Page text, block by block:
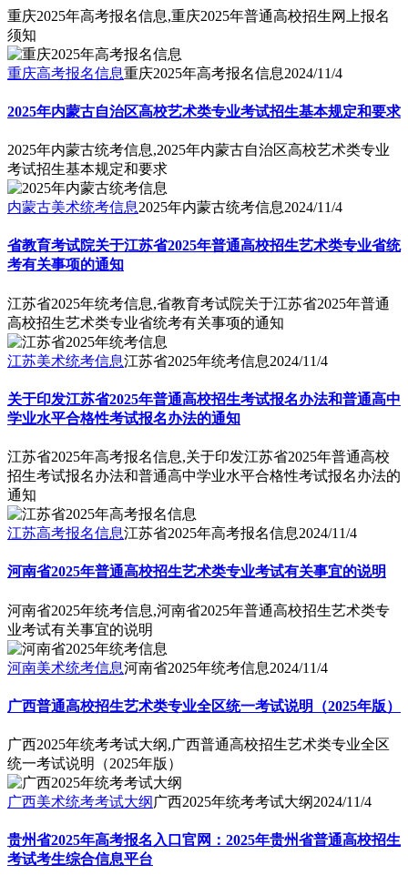
重庆2025年高考报名信息,重庆2025年普通高校招生网上报名
须知
重庆高考报名信息重庆2025年高考报名信息2024/11/4
2025年内蒙古自治区高校艺术类专业考试招生基本规定和要求
2025年内蒙古统考信息,2025年内蒙古自治区高校艺术类专业
考试招生基本规定和要求
内蒙古美术统考信息2025年内蒙古统考信息2024/11/4
省教育考试院关于江苏省2025年普通高校招生艺术类专业省统
考有关事项的通知
江苏省2025年统考信息,省教育考试院关于江苏省2025年普通
高校招生艺术类专业省统考有关事项的通知
江苏美术统考信息江苏省2025年统考信息2024/11/4
关于印发江苏省2025年普通高校招生考试报名办法和普通高中
学业水平合格性考试报名办法的通知
江苏省2025年高考报名信息,关于印发江苏省2025年普通高校
招生考试报名办法和普通高中学业水平合格性考试报名办法的
通知
江苏高考报名信息江苏省2025年高考报名信息2024/11/4
河南省2025年普通高校招生艺术类专业考试有关事宜的说明
河南省2025年统考信息,河南省2025年普通高校招生艺术类专
业考试有关事宜的说明
河南美术统考信息河南省2025年统考信息2024/11/4
广西普通高校招生艺术类专业全区统一考试说明（2025年版）
广西2025年统考考试大纲,广西普通高校招生艺术类专业全区
统一考试说明（2025年版）
广西美术统考考试大纲 广西2025年统考考试大纲2024/11/4
贵州省2025年高考报名入口官网：2025年贵州省普通高校招生
考试考生综合信息平台